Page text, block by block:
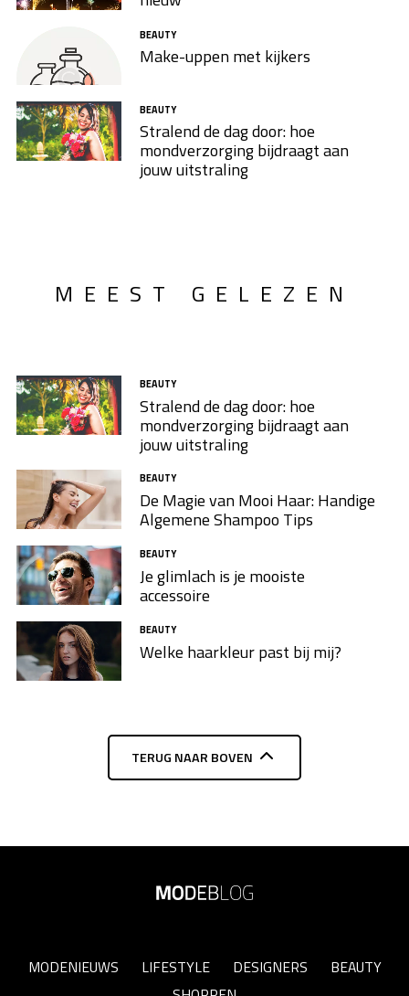
BEAUTY
Make-uppen met kijkers
BEAUTY
Stralend de dag door: hoe
mondverzorging bijdraagt aan
jouw uitstraling
MEEST GELEZEN
BEAUTY
Stralend de dag door: hoe
mondverzorging bijdraagt aan
jouw uitstraling
BEAUTY
De Magie van Mooi Haar: Handige
Algemene Shampoo Tips
BEAUTY
Je glimlach is je mooiste
accessoire
BEAUTY
Welke haarkleur past bij mij?
TERUG NAAR BOVEN
MODENIEUWS LIFESTYLE DESIGNERS
BEAUTY